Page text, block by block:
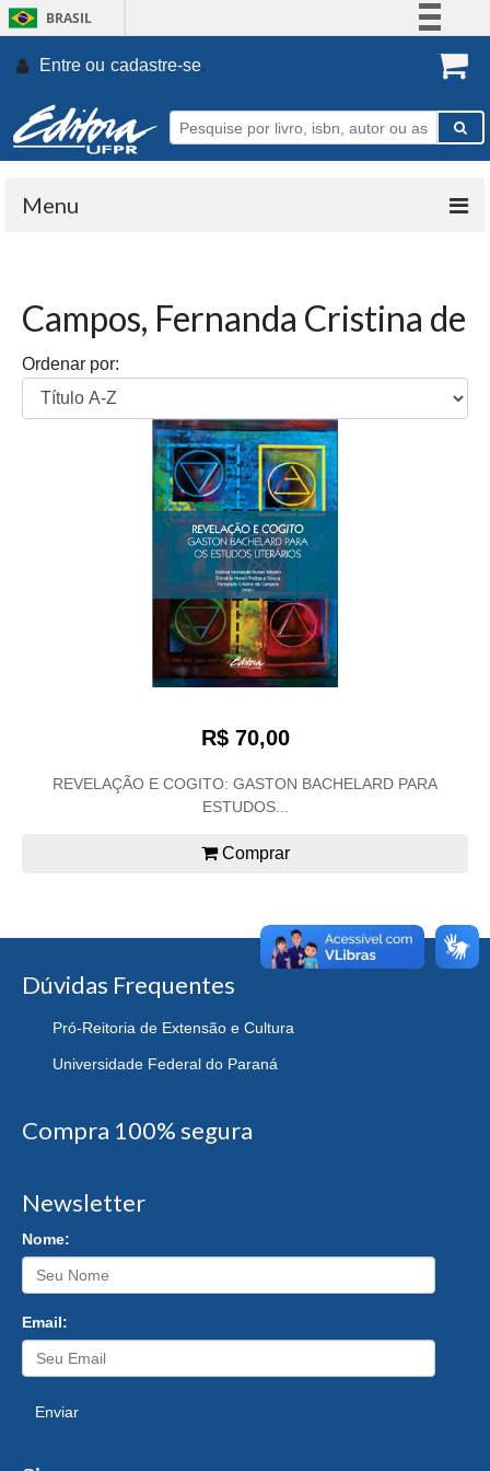
BRASIL
Participe
Entre ou cadastre-se.
Menu
Campos, Fernanda Cristina de
Ordenar por:
R$ 70,00
REVELAÇÃO E COGITO: GASTON BACHELARD PARA
ESTUDOS...
Comprar
Dúvidas Frequentes
Pró-Reitoria de Extensão e Cultura
Universidade Federal do Paraná
Compra 100% segura
Newsletter
Nome:
Email:
Enviar